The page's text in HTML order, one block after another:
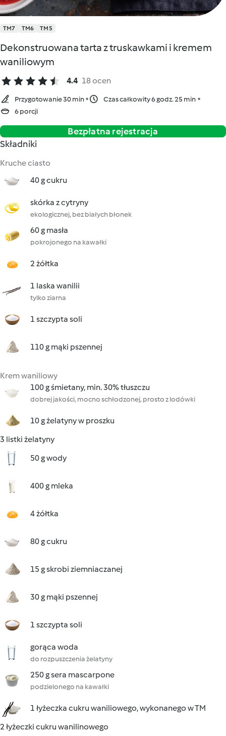
TM7 TM6 TM5
Dekonstruowana tarta z truskawkami i kremem
waniliowym
4.4 18 ocen
Przygotowanie 30 min
Czas całkowity 6 godz. 25 min
6 porcji
Bezpłatna rejestracja
Składniki
Kruche ciasto
40 g cukru
skórka z cytryny
ekologicznej, bez białych błonek
60 g masła
pokrojonego na kawałki
2 żółtka
1 laska wanilii
tylko ziarna
1 szczypta soli
110 g mąki pszennej
Krem waniliowy
100 g śmietany, min. 30% tłuszczu
dobrej jakości, mocno schłodzonej, prosto z lodówki
10 g żelatyny w proszku
3 listki żelatyny
50 g wody
400 g mleka
4 żółtka
80 g cukru
15 g skrobi ziemniaczanej
30 g mąki pszennej
1 szczypta soli
gorąca woda
do rozpuszczenia żelatyny
250 g sera mascarpone
podzielonego na kawałki
1 łyżeczka cukru waniliowego, wykonanego w TM
2 łyżeczki cukru wanilinowego